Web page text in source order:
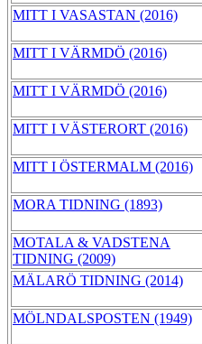
MITT I VASASTAN (2016)
MITT I VÄRMDÖ (2016)
MITT I VÄRMDÖ (2016)
MITT I VÄSTERORT (2016)
MITT I ÖSTERMALM (2016)
MORA TIDNING (1893)
MOTALA & VADSTENA
TIDNING (2009)
MÄLARÖ TIDNING (2014)
MÖLNDALSPOSTEN (1949)